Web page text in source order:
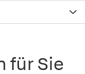
für Sie